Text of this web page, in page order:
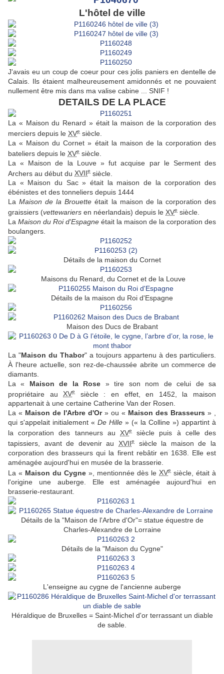
L'hôtel de ville
J'avais eu un coup de coeur pour ces jolis paniers en dentelle de
Calais. Ils étaient malheureusement amidonnés et ne pouvaient
nullement être mis dans ma valise cabine ... SNIF !
DETAILS DE LA PLACE
La « Maison du Renard » était la maison de la corporation des
merciers depuis le XVe siècle.
La « Maison du Cornet » était la maison de la corporation des
bateliers depuis le XVe siècle.
La « Maison de la Louve » fut acquise par le Serment des
Archers au début du XVIIe siècle.
La « Maison du Sac » était la maison de la corporation des
ébénistes et des tonneliers depuis 1444
LaMaison de la Brouette était la maison de la corporation des
graissiers (vettewariers en néerlandais) depuis le XVe siècle.
La Maison du Roi d'Espagne était la maison de la corporation des
boulangers.
Détails de la maison du Cornet
Maisons du Renard, du Cornet et de la Louve
Détails de la maison du Roi d'Espagne
Maison des Ducs de Brabant
La "Maison du Thabor" a toujours appartenu à des particuliers.
À l'heure actuelle, son rez-de-chaussée abrite un commerce de
diamants.
La « Maison de la Rose » tire son nom de celui de sa
propriétaire auXVe
siècle : en effet, en 1452, la maison
appartenait à une certaine Catherine Van der Rosen.
La « Maison de l'Arbre d'Or» ou « Maison des Brasseurs » ,
qui s'appelait initialement « De Hille » (« la Colline ») appartint à
la corporation des tanneurs au XVe
siècle puis à celle des
tapissiers, avant de devenir au XVIIe
siècle la maison de la
corporation des brasseurs qui la firent rebâtir en 1638. Elle est
aménagée aujourd'hui en musée de la brasserie.
La « Maison du Cygne », mentionnée dès le XVe siècle, était à
l'origine une auberge. Elle est aménagée aujourd'hui en
brasserie-restaurant.
Détails de la "Maison de l'Arbre d'Or"= statue équestre de
Charles-Alexandre de Lorraine
Détails de la "Maison du Cygne"
L'enseigne au cygne de l'ancienne auberge
Héraldique de Bruxelles = Saint-Michel d'or terrassant un diable
de sable.